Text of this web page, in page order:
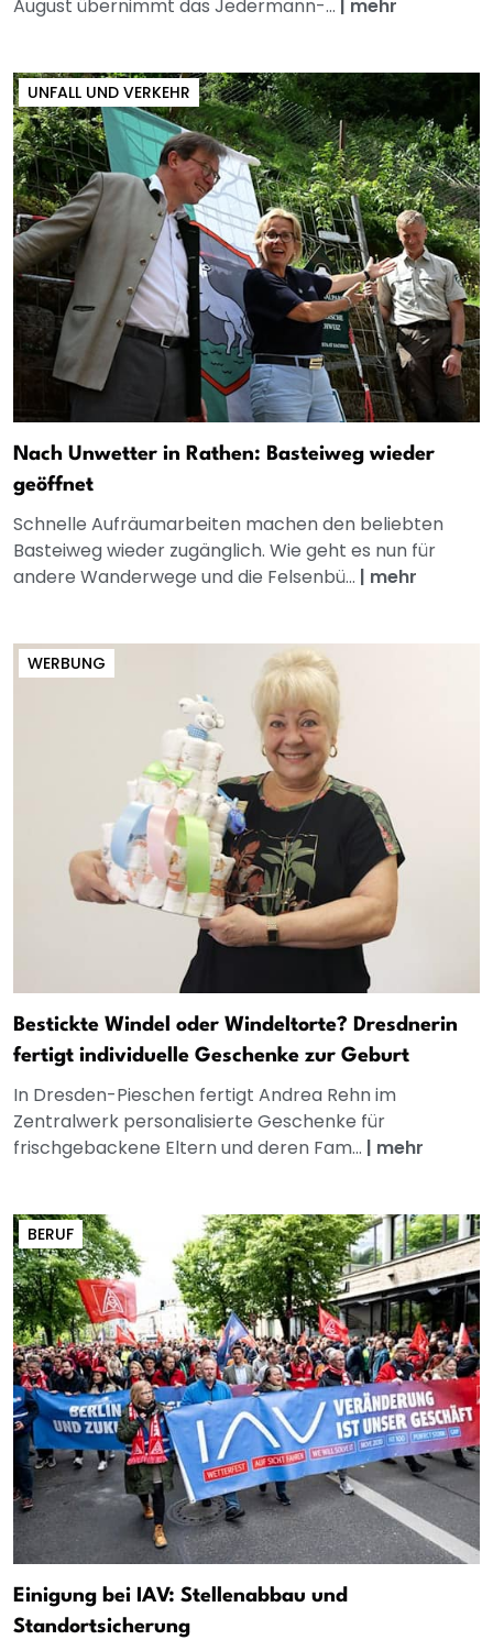
August übernimmt das Jedermann-... mehr
UNFALL UND VERKEHR
Nach Unwetter in Rathen: Basteiweg wieder
geöffnet
Schnelle Aufräumarbeiten machen den beliebten
Basteiweg wieder zugänglich. Wie geht es nun für
andere Wanderwege und die Felsenbü... | mehr
WERBUNG
Bestickte Windel oder Windeltorte? Dresdnerin
fertigt individuelle Geschenke zur Geburt
In Dresden-Pieschen fertigt Andrea Rehn im
Zentralwerk personalisierte Geschenke für
frischgebackene Eltern und deren Fam... | mehr
BERUF
Einigung bei IAV: Stellenabbau und
Standortsicherung